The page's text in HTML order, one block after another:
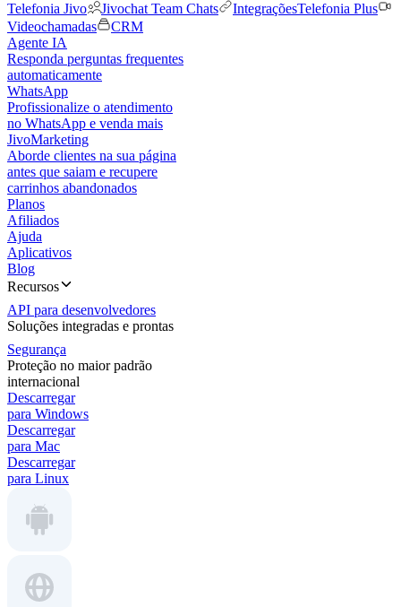
Telefonia Jivo
Jivochat Team Chats IntegraçõesTelefonia Plus
Videochamadas
CRM
Agente IA
Responda perguntas frequentes
automaticamente
WhatsApp
Profissionalize o atendimento
no WhatsApp e venda mais
JivoMarketing
Aborde clientes na sua página
antes que saiam e recupere
carrinhos abandonados
Planos
Afiliados
Ajuda
Aplicativos
Blog
Recursos
API para desenvolvedores
Soluções integradas e prontas
Segurança
Proteção no maior padrão
internacional
Descarregar
para Windows
Descarregar
para Mac
Descarregar
para Linux